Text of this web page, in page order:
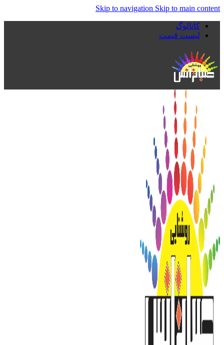
Skip to navigation Skip to main content
کاتالوگ
لیست قیمت